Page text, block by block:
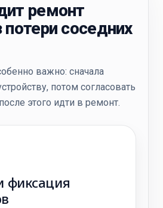
ремонт
потери соседних
важно: сначала
потом согласовать
этого идти в ремонт.
фиксация